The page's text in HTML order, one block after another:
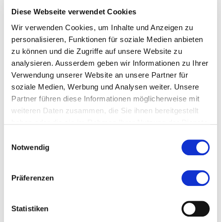
Diese Webseite verwendet Cookies
Wir verwenden Cookies, um Inhalte und Anzeigen zu
personalisieren, Funktionen für soziale Medien anbieten
zu können und die Zugriffe auf unsere Website zu
analysieren. Ausserdem geben wir Informationen zu Ihrer
Verwendung unserer Website an unsere Partner für
soziale Medien, Werbung und Analysen weiter. Unsere
Partner führen diese Informationen möglicherweise mit
weiteren Daten zusammen, die Sie ihnen bereitgestellt
Notwendig
Präferenzen
Statistiken
Mehr erfahren
Allgemeine Informationen zum Journalclub
Follow us on Social Media